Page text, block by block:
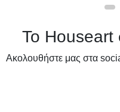
Το Houseart
Ακολουθήστε μας στα